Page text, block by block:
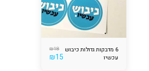
6 מדבקות גדולות כיבוש
עכשיו
₪18
₪15